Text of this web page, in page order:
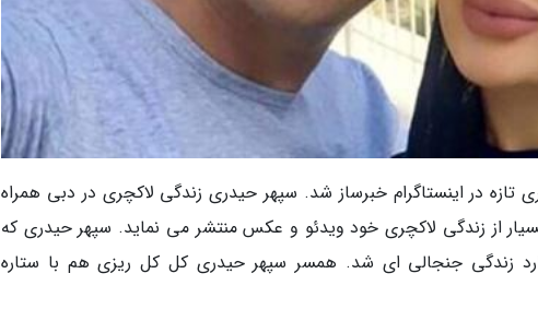
تازه در اینستاگرام خبرساز شد. سپهر حیدری زندگی لاکچری در دبی همراه
از زندگی لاکچری خود ویدئو و عکس منتشر می نماید. سپهر حیدری که
زندگی جنجالی ای شد. همسر سپهر حیدری کل کل ریزی هم با ستاره